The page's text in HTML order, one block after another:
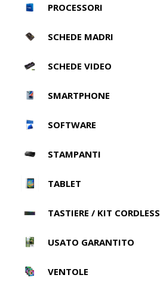
PROCESSORI
SCHEDE MADRI
SCHEDE VIDEO
SMARTPHONE
SOFTWARE
STAMPANTI
TABLET
TASTIERE / KIT CORDLESS
USATO GARANTITO
VENTOLE